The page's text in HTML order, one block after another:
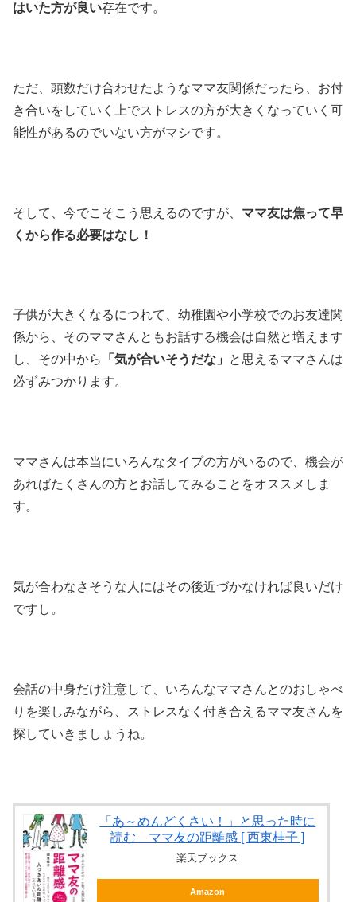
はいた方が良い存在です。
ただ、頭数だけ合わせたようなママ友関係だったら、お付
き合いをしていく上でストレスの方が大きくなっていく可
能性があるのでいない方がマシです。
そして、今でこそこう思えるのですが、 ママ友は焦って早
くから作る必要はなし！
子供が大きくなるにつれて、幼稚園や小学校でのお友達関
係から、そのママさんともお話する機会は自然と増えます
し、その中から
「気が合いそうだな」
と思えるママさんは
必ずみつかります。
ママさんは本当にいろんなタイプの方がいるので、機会が
あればたくさんの方とお話してみることをオススメしま
す。
気が合わなさそうな人にはその後近づかなければ良いだけ
ですし。
会話の中身だけ注意して、いろんなママさんとのおしゃべ
りを楽しみながら、ストレスなく付き合えるママ友さんを
探していきましょうね。
「あ～めんどくさい！」と思った時に
読む ママ友の距離感 [ 西東桂子 ]
楽天ブックス
Amazon